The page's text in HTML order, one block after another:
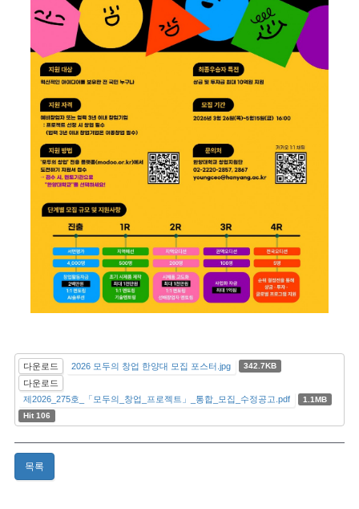
다운로드 2026 모두의 창업 한양대 모집 포스터.jpg 342.7KB
다운로드
제2026_275호_「모두의_창업_프로젝트」_통합_모집_수정공고.pdf
1.1MB
Hit 106
목록